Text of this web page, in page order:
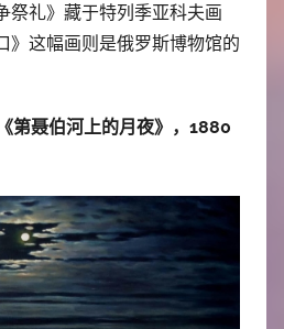
祭礼》藏于特列季亚科夫画
》这幅画则是俄罗斯博物馆的
第聂伯河上的月夜》，1880